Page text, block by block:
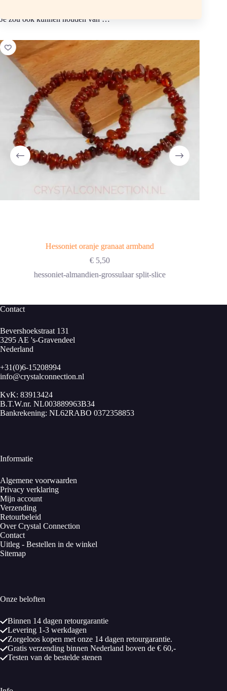
Je zou ook kunnen houden van …
Hessoniet oranje granaat armband
€ 5,50
hessoniet-almandien-grossulaar split-slice
Contact
Bevershoekstraat 131
3295 AE 's-Gravendeel
Nederland
+31(0)6-15208994
info@crystalconnection.nl
KvK: 83913424
B.T.W.nr. NL003889963B34
Bankrekening: NL62RABO 0372358853
Informatie
Algemene voorwaarden
Privacy verklaring
Mijn account
Verzending
Retourbeleid
Over Crystal Connection
Contact
Uitleg - Bestellen in de winkel
Sitemap
Onze beloften
Binnen 14 dagen retourgarantie
Levering 1-3 werkdagen
Zorgeloos kopen met onze 14 dagen retourgarantie.
Gratis verzending binnen Nederland boven de € 60,-
Testen van de bestelde stenen